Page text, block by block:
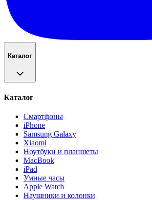
Каталог
Каталог
Смартфоны
iPhone
Samsung Galaxy
Xiaomi
Ноутбуки и планшеты
MacBook
iPad
Умные часы
Apple Watch
Наушники и колонки